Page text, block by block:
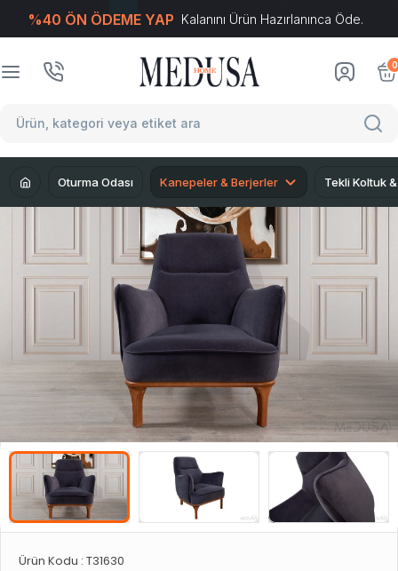
%40 ÖN ÖDEME YAP Kalanını Ürün Hazırlanınca Öde.
0
Oturma Odası Kanepeler & Berjerler Tekli Koltuk
Ürün Kodu : T31630
T-Soft E-Ticaret Sistemleriyle Hazırlanmıştır.